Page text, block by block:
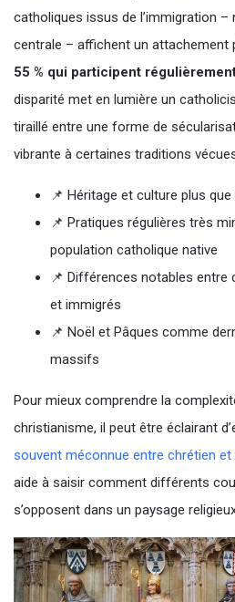
catholiques issus de l’immigration –
centrale – affichent un attachement
55 % qui participent
disparité met en lumière un
tiraillé entre une forme de
vibrante à certaines traditions
📌 Héritage et culture plus
📌 Pratiques régulières très
population catholique native
📌 Différences notables entre
et immigrés
📌 Noël et Pâques comme
massifs
Pour mieux comprendre la
christianisme, il peut être éclairant
souvent méconnue entre chrétien et
aide à saisir comment différents
s’opposent dans un paysage